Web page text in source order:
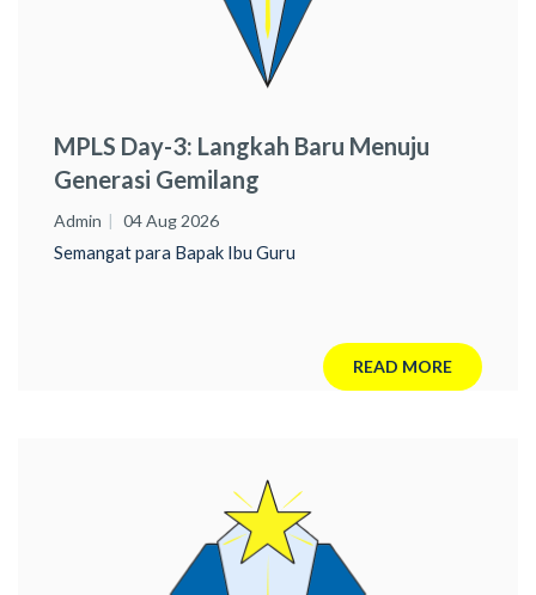
MPLS Day-3: Langkah Baru Menuju
Generasi Gemilang
Admin
04 Aug 2026
Semangat para Bapak Ibu Guru
READ MORE